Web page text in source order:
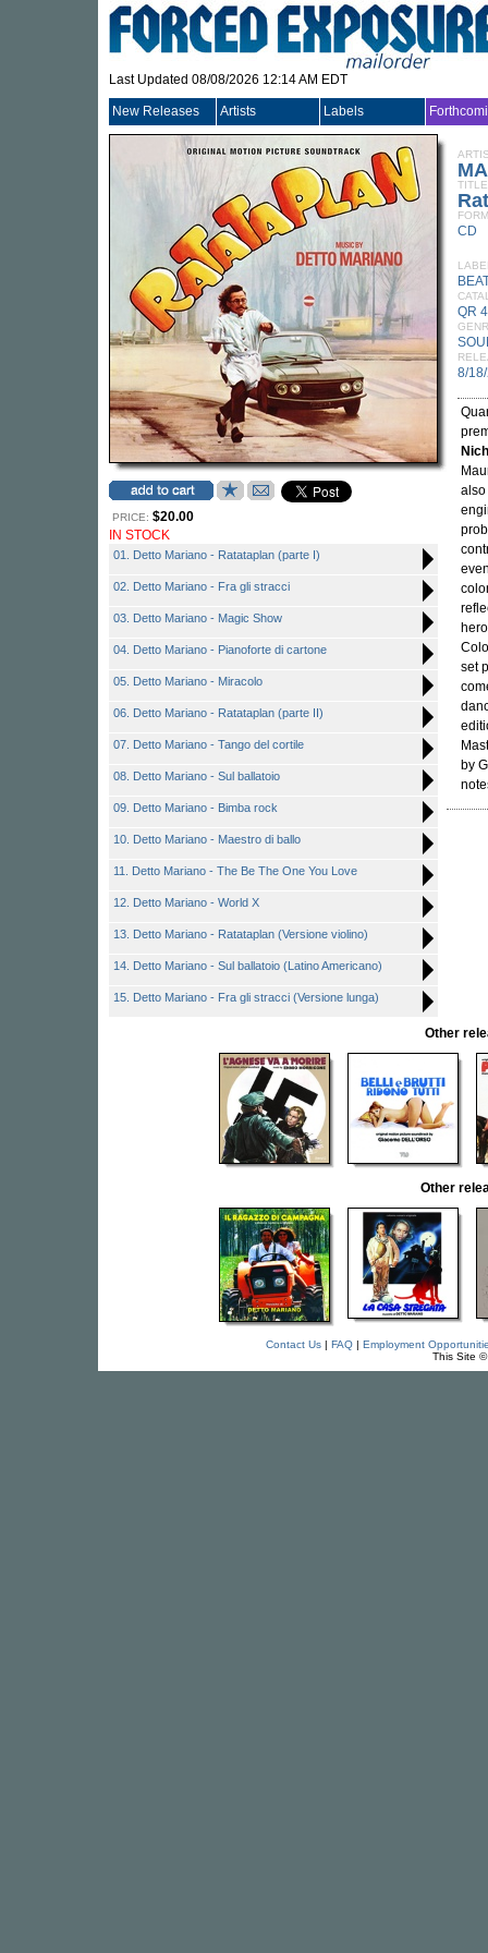
Last Updated 08/08/2026 12:14 AM EDT
New Releases Artists Labels
PRICE: $20.00
IN STOCK
01. Detto Mariano - Ratataplan (parte I)
02. Detto Mariano - Fra gli stracci
03. Detto Mariano - Magic Show
04. Detto Mariano - Pianoforte di cartone
05. Detto Mariano - Miracolo
06. Detto Mariano - Ratataplan (parte II)
07. Detto Mariano - Tango del cortile
08. Detto Mariano - Sul ballatoio
09. Detto Mariano - Bimba rock
10. Detto Mariano - Maestro di ballo
11. Detto Mariano - The Be The One You Love
12. Detto Mariano - World X
13. Detto Mariano - Ratataplan (Versione violino)
14. Detto Mariano - Sul ballatoio (Latino Americano)
15. Detto Mariano - Fra gli stracci (Versione lunga)
TITLE
CD
QR
8/
also
set
by
Other
Other
Contact Us| FAQ| Employment
This Site